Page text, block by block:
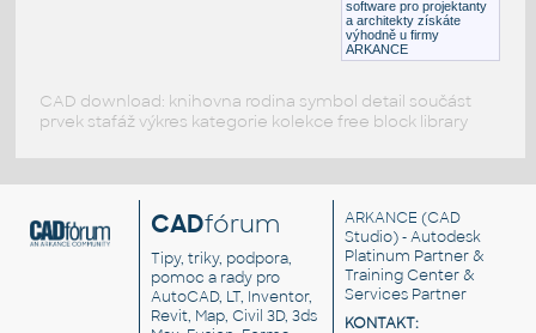
software pro projektanty
a architekty získáte
výhodně u firmy
ARKANCE
CAD download: knihovna rodina symbol detail součást
prvek stafáž výkres kategorie kolekce free block library
CADfórum
Tipy, triky, podpora,
pomoc a rady pro
AutoCAD, LT, Inventor,
Revit, Map, Civil 3D, 3ds
ARKANCE (CAD
Studio) - Autodesk
Platinum Partner &
Training Center &
Services Partner
KONTAKT: